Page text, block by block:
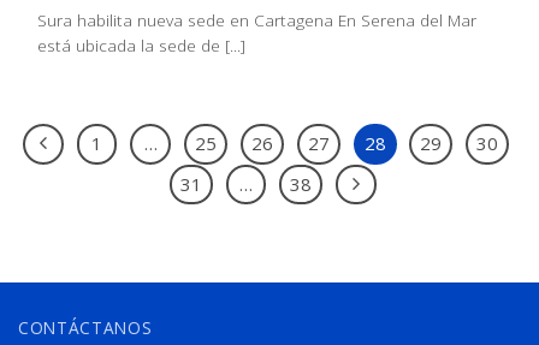
Sura habilita nueva sede en Cartagena En Serena del Mar
está ubicada la sede de [...]
1 … 25 26 27 28 29
30
31
… 38
CONTÁCTANOS